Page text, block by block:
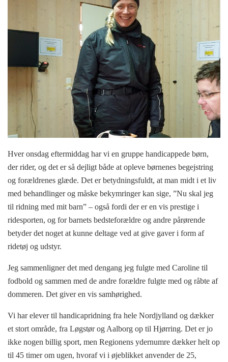
Hver onsdag eftermiddag har vi en gruppe handicappede børn,
der rider, og det er så dejligt både at opleve børnenes begejstring
og forældrenes glæde. Det er betydningsfuldt, at man midt i et liv
med behandlinger og måske bekymringer kan sige, ”Nu skal jeg
til ridning med mit barn” – også fordi der er en vis prestige i
ridesporten, og for barnets bedsteforældre og andre pårørende
betyder det noget at kunne deltage ved at give gaver i form af
ridetøj og udstyr.
Jeg sammenligner det med dengang jeg fulgte med Caroline til
fodbold og sammen med de andre forældre fulgte med og råbte af
dommeren. Det giver en vis samhørighed.
Vi har elever til handicapridning fra hele Nordjylland og dækker
et stort område, fra Løgstør og Aalborg op til Hjørring. Det er jo
ikke nogen billig sport, men Regionens ydernumre dækker helt op
til 45 timer om ugen, hvoraf vi i øjeblikket anvender de 25,